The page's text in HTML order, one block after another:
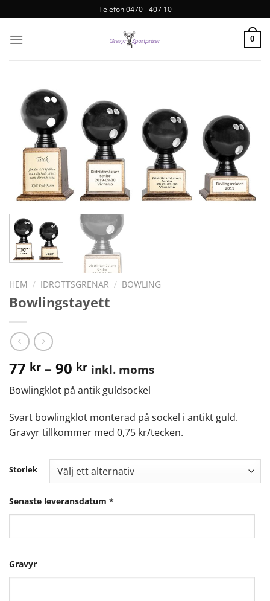
Telefon 0470 - 407 10
0
HEM / IDROTTSGRENAR / BOWLING
Bowlingstayett
77 kr – 90 kr inkl. moms
Bowlingklot på antik guldsockel
Svart bowlingklot monterad på sockel i antikt guld.
Gravyr tillkommer med 0,75 kr/tecken.
Storlek
Senaste leveransdatum *
Gravyr